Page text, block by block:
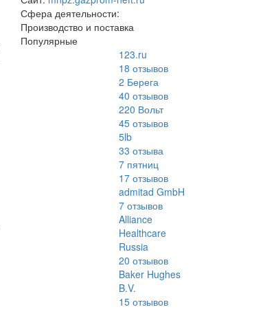
Сфера деятельности:
Производство и поставка
Популярные
123.ru
18 отзывов
2 Берега
40 отзывов
220 Вольт
45отзывов
5lb
33 отзыва
7 пятниц
17отзывов
admitad GmbH
7отзывов
Alliance
Healthcare
Russia
20 отзывов
Baker Hughes
B.V.
15отзывов